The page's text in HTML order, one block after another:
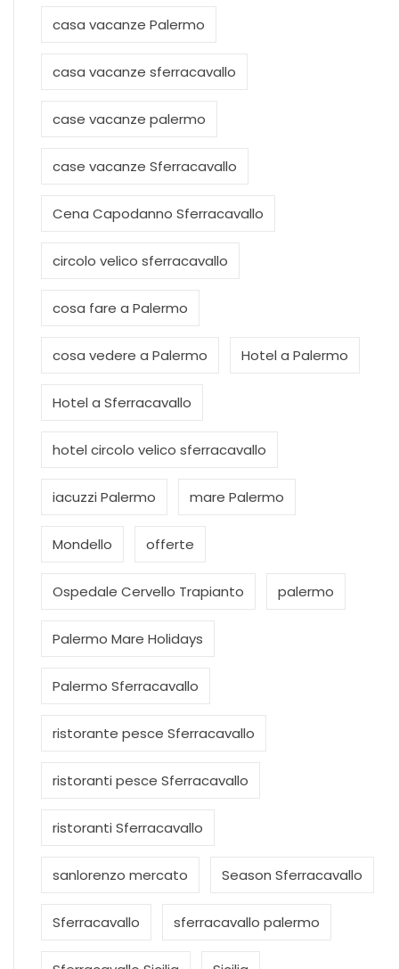
casa vacanze Palermo
casa vacanze sferracavallo
case vacanze palermo
case vacanze Sferracavallo
Cena Capodanno Sferracavallo
circolo velico sferracavallo
cosa fare a Palermo
cosa vedere a Palermo Hotel a Palermo
Hotel a Sferracavallo
hotel circolo velico sferracavallo
iacuzzi Palermo mare Palermo
Mondello offerte
Ospedale Cervello Trapianto palermo
Palermo Mare Holidays
Palermo Sferracavallo
ristorante pesce Sferracavallo
ristoranti pesce Sferracavallo
ristoranti Sferracavallo
sanlorenzo mercato Season Sferracavallo
Sferracavallo sferracavallo palermo